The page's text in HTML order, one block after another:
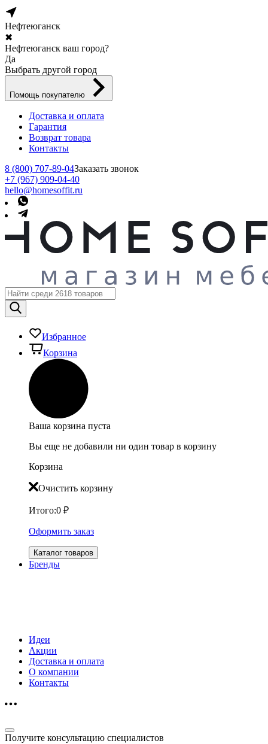
Нефтеюганск
✖
Нефтеюганск ваш город?
Да
Выбрать другой город
Помощь покупателю
Доставка и оплата
Гарантия
Возврат товара
Контакты
8 (800) 707-89-04Заказать звонок
+7 (967) 909-04-40
hello@homesoffit.ru
Избранное
Корзина
Ваша корзина пуста
Вы еще не добавили ни один товар в корзину
Корзина
Очистить корзину
Итого:0 ₽
Оформить заказ
Каталог товаров
Бренды
Идеи
Акции
Доставка и оплата
О компании
Контакты
Получите консультацию специалистов